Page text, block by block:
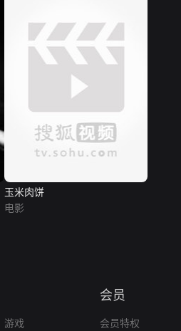
玉米肉饼
电影
游戏
会员
会员特权